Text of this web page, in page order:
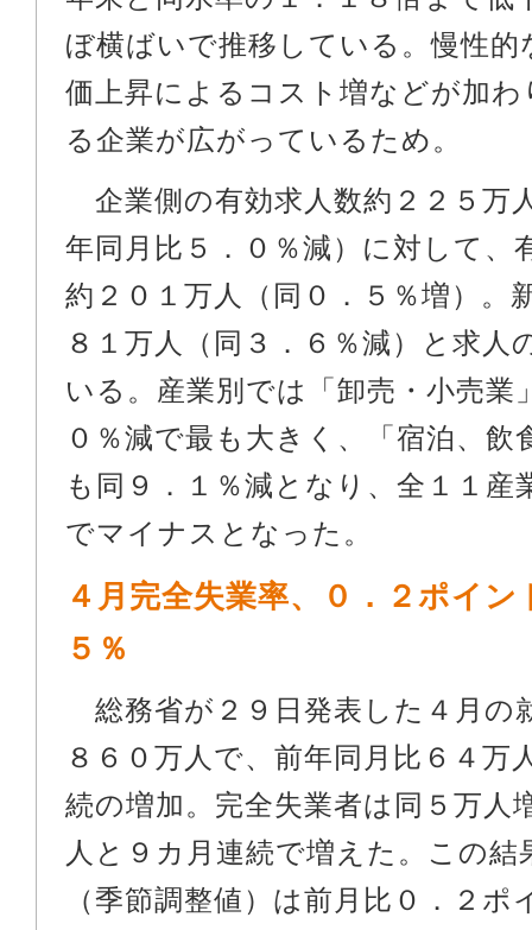
ぼ横ばいで推移している。慢性的
価上昇によるコスト増などが加わ
る企業が広がっているため。
企業側の有効求人数約２２５万
年同月比５．０％減）に対して、
約２０１万人（同０．５％増）。
８１万人（同３．６％減）と求人
いる。産業別では「卸売・小売業
０％減で最も大きく、「宿泊、飲
も同９．１％減となり、全１１産
でマイナスとなった。
４月完全失業率、０．２ポイン
５％
総務省が２９日発表した４月の
８６０万人で、前年同月比６４万
続の増加。完全失業者は同５万人
人と９カ月連続で増えた。この結
（季節調整値）は前月比０．２ポ